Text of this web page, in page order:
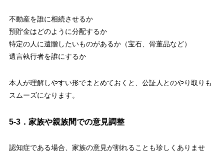
不動産を誰に相続させるか
預貯金はどのように分配するか
特定の人に遺贈したいものがあるか（宝石、骨董品など）
遺言執行者を誰にするか
本人が理解しやすい形でまとめておくと、公証人とのやり取りも
スムーズになります。
5-3．家族や親族間での意見調整
認知症である場合、家族の意見が割れることも珍しくありませ